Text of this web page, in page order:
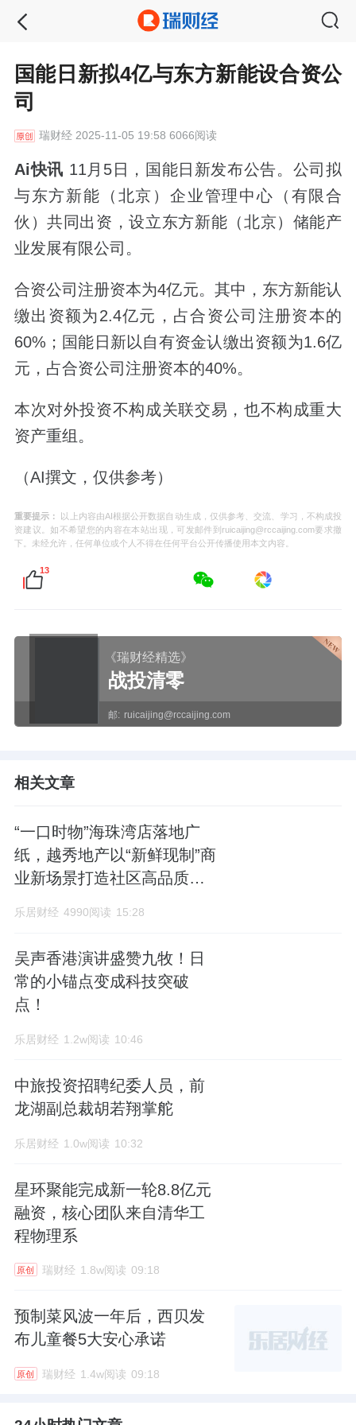
国能日新拟4亿与东方新能设合资公
司
瑞财经2025-11-05 19:58 6066阅读
Ai快讯 11月5日，国能日新发布公告。公司拟
与东方新能（北京）企业管理中心（有限合
伙）共同出资，设立东方新能（北京）储能产
业发展有限公司。
合资公司注册资本为4亿元。其中，东方新能认
缴出资额为2.4亿元，占合资公司注册资本的
60%；国能日新以自有资金认缴出资额为1.6亿
元，占合资公司注册资本的40%。
本次对外投资不构成关联交易，也不构成重大
资产重组。
（AI撰文，仅供参考）
重要提示：
以上内容由AI根据公开数据自动生成，仅供参考、交流、学习，不构成投
资建议。如不希望您的内容在本站出现，可发邮件到ruicaijing@rccaijing.com要求撤
下。未经允许，任何单位或个人不得在任何平台公开传播使用本文内容。
13
《瑞财经精选》
战投清零
邮: ruicaijing@rccaijing.com
相关文章
“一口时物”海珠湾店落地广
纸，越秀地产以“新鲜现制”商
业新场景打造社区高品质生
乐居财经 4990阅读 15:28
吴声香港演讲盛赞九牧！日
常的小锚点变成科技突破
点！
乐居财经 1.2w阅读 10:46
中旅投资招聘纪委人员，前
龙湖副总裁胡若翔掌舵
乐居财经 1.0w阅读 10:32
星环聚能完成新一轮8.8亿元
融资，核心团队来自清华工
程物理系
原创 瑞财经 1.8w阅读 09:18
预制菜风波一年后，西贝发
布儿童餐5大安心承诺
原创 瑞财经 1.4w阅读 09:18